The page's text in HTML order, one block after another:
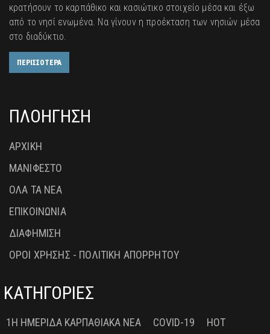
κρατήσουν το καρπάθικο και κασιώτικο στοιχείο μέσα και έξω
από το νησί ενωμένα. Να γίνουν η προέκταση των νησιών μέσα
στο διαδύκτιο.
ΠΕΡΙΣΣΟΤΕΡΑ
ΠΛΟΗΓΗΣΗ
ΑΡΧΙΚΗ
ΜΑΝΙΦΕΣΤΟ
ΟΛΑ ΤΑ ΝΕΑ
ΕΠΙΚΟΙΝΩΝΙΑ
ΔΙΑΦΗΜΙΣΗ
ΟΡΟΙ ΧΡΗΣΗΣ - ΠΟΛΙΤΙΚΗ ΑΠΟΡΡΗΤΟΥ
ΚΑΤΗΓΟΡΙΕΣ
1Η ΗΜΕΡΊΔΑ ΚΑΡΠΑΘΙΑΚΆ ΝΈΑ COVID-19 HOT